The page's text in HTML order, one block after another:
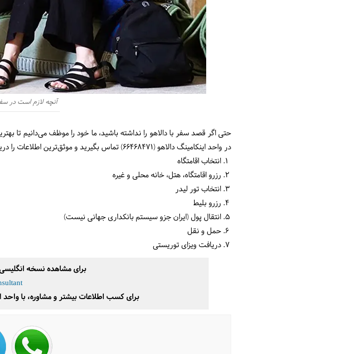
آنچه لازم است در
حتی اگر قصد سفر با دالاهو را نداشته باشید، ما خود را موظف می‌دانیم تا
در واحد اینکامینگ دالاهو (66468471) تماس بگیرید و موثق‌ترین اطلاعات را
انتخاب اقامتگاه
رزرو اقامتگاه، هتل، خانه محلی و غیره
انتخاب تور لیدر
رزرو بلیط
انتقال پول (ایران جزو سیستم بانکداری جهانی نیست)
حمل و نقل
دریافت ویزای توریستی
برای مشاهده نسخه
برای کسب اطلاعات بیشتر و مشاوره، با واحد